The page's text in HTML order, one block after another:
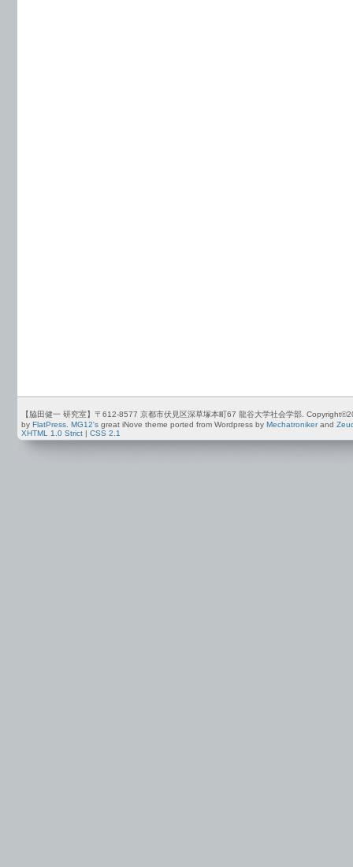
【脇田健一 研究室】〒612-8577 京都市伏見区深草塚本町67 龍谷大学社会学部.
by FlatPress. MG12's great iNove theme ported from Wordpress by Mechatronikerand
XHTML 1.0 Strict
CSS 2.1